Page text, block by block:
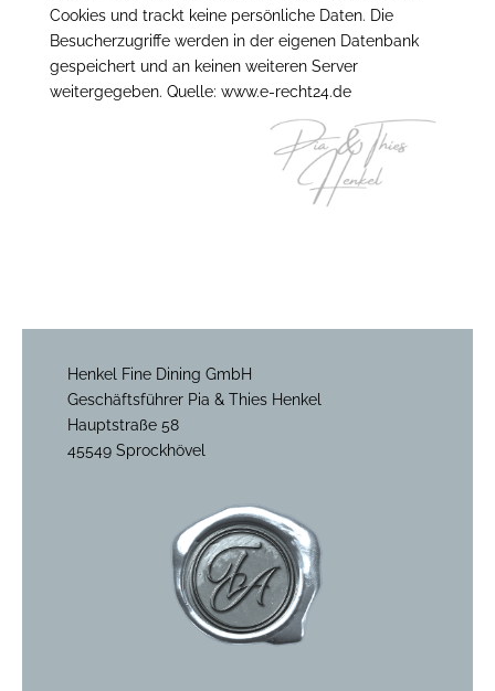
Cookies und trackt keine persönliche Daten. Die
Besucherzugriffe werden in der eigenen Datenbank
gespeichert und an keinen weiteren Server
weitergegeben. Quelle: www.e-recht24.de
Henkel Fine Dining GmbH
Geschäftsführer Pia & Thies Henkel
Hauptstraße 58
45549 Sprockhövel